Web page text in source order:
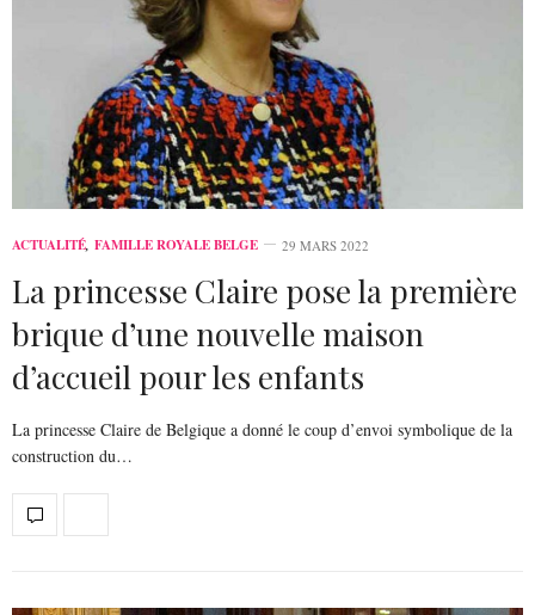
ACTUALITÉ, FAMILLE ROYALE BELGE 29 MARS 2022
La princesse Claire pose la première
brique d’une nouvelle maison
d’accueil pour les enfants
La princesse Claire de Belgique a donné le coup d’envoi symbolique de la
construction du…